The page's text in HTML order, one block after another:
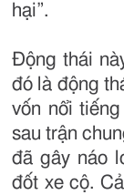
hại”.
Động thái
đó là động
vốn nổi
sau trận
đã gây náo
đốt xe cộ.